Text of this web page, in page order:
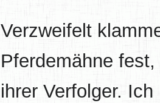
Verzweifelt
Pferdemähne
ihrer Verfolger.